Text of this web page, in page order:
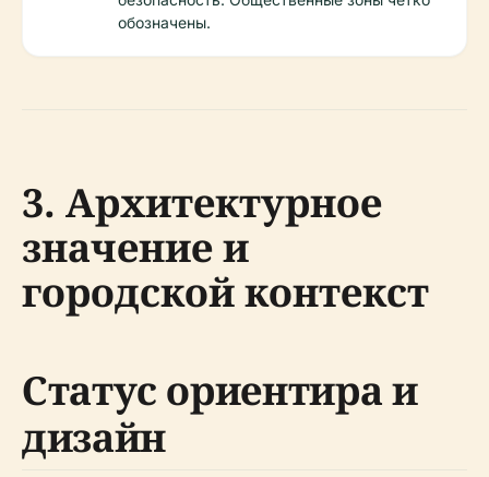
обозначены.
3. Архитектурное
значение и
городской контекст
Статус ориентира и
дизайн